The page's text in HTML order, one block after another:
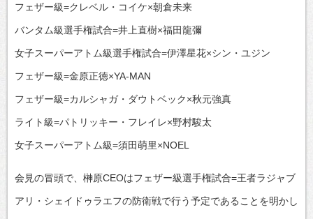
フェザー級=クレベル・コイケ×朝倉未来
バンタム級選手権試合=井上直樹×福田龍彌
女子スーパーアトム級選手権試合=伊澤星花×シン・ユジン
フェザー級=金原正徳×YA-MAN
フェザー級=カルシャガ・ダウトベック×秋元強真
ライト級=パトリッキー・フレイレ×野村駿太
女子スーパーアトム級=須田萌里×NOEL
会見の冒頭で、榊原CEOはフェザー級選手権試合=王者ラジャブ
アリ・シェイドゥラエフの防衛戦で行う予定であることを明かし